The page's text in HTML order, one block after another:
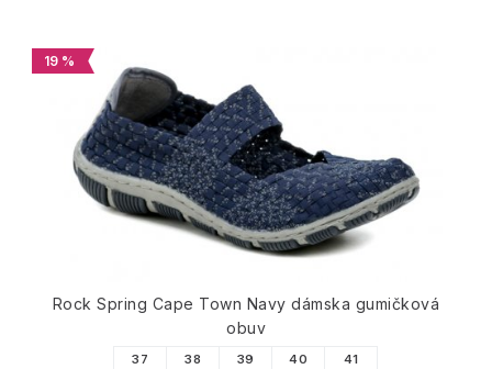
19 %
Rock Spring Cape Town Navy dámska gumičková
obuv
37 38 39 40 41